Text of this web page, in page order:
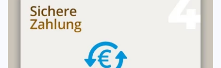
Rückgabe am vereinbarten Ort, zum vereinbarten
Zeitpunkt, innerhalb der Geschäftszeiten.
Einwegmietensind nicht möglich.
Bei nicht vollgetankter Rückgabe:
2,50 € pro fehlendem LiterKraftstoff